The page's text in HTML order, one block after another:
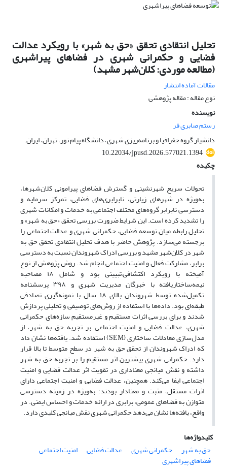
تحلیل انتقادی تحقق «حق به شهر» با رویکرد عدالت
فضایی و حکمرانی شهری در فضاهای پیراشهری
(مطالعه موردی: کلان‌شهر مشهد)
مقالات آماده انتشار
نوع مقاله : مقاله پژوهشی
نویسنده
رستم صابری فر
دانشیار گروه جغرافیا و برنامه‌ریزی شهری، دانشگاه پیام نور، تهران، ایران.
10.22034/jpusd.2026.577021.1394
چکیده
تحولات سریع شهرنشینی و گسترش فضاهای پیرامونی کلان‌شهرها،
به‌ویژه در شهرهای زیارتی، نابرابری‌های فضایی، تمرکز سرمایه و
دسترسی نابرابر گروه‌های مختلف اجتماعی به خدمات و امکانات شهری
را تشدید کرده است. این شرایط ضرورت بررسی تحقق «حق به شهر» و
تحلیل رابطه میان توسعه فضایی، حکمرانی شهری و عدالت اجتماعی را
برجسته می‌سازد. پژوهش حاضر با هدف تحلیل انتقادی تحقق حق به
شهر در کلان‌شهر مشهد و بررسی ادراک شهروندان نسبت به دسترسی
برابر، مشارکت فعال و امنیت اجتماعی انجام شد. روش پژوهش از نوع
آمیخته با رویکرد اکتشافی–تبیینی بود و شامل ۱۸ مصاحبه
نیمه‌ساختاریافته با خبرگان مدیریت شهری و ۳۹۸ پرسشنامه
تکمیل‌شده توسط شهروندان بالای ۱۸ سال با نمونه‌گیری تصادفی
طبقه‌ای بود. داده‌ها با استفاده از روش‌های توصیفی و تحلیلی پردازش
شدند و برای بررسی اثرات مستقیم و غیرمستقیم سازه‌های حکمرانی
شهری، عدالت فضایی و امنیت اجتماعی بر تجربه حق به شهر، از
مدل‌سازی معادلات ساختاری (SEM) استفاده شد. یافته‌ها نشان داد
که ادراک شهروندان از تحقق حق به شهر در سطح متوسط تا بالا قرار
دارد. حکمرانی شهری بیشترین اثر مستقیم را بر تجربه حق به شهر
داشته و نقش میانجی معناداری در تقویت اثر عدالت فضایی و امنیت
اجتماعی ایفا می‌کند. همچنین، عدالت فضایی و امنیت اجتماعی دارای
اثرات مستقل، مثبت و معنادار بودند؛ به‌ویژه در زمینه دسترسی
متوازن به فضاهای عمومی، برابری در ارائه خدمات و احساس ایمنی. در
واقع، یافته‌ها نشان می‌دهد حکمرانی شهری نقش میانجی کلیدی دارد.
کلیدواژه‌ها
حق به شهر
حکمرانی شهری عدالت فضایی امنیت اجتماعی
فضاهای پیراشهری